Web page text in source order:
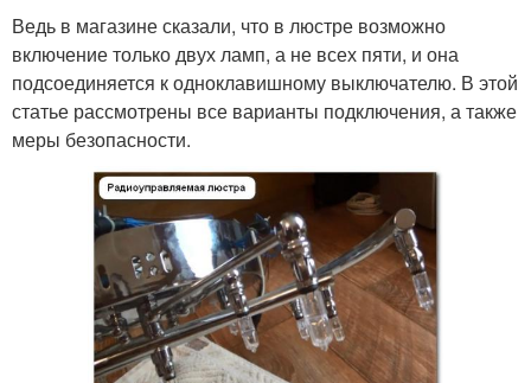
Ведь в магазине сказали, что в люстре возможно
включение только двух ламп, а не всех пяти, и она
подсоединяется к одноклавишному выключателю. В этой
статье рассмотрены все варианты подключения, а также
меры безопасности.